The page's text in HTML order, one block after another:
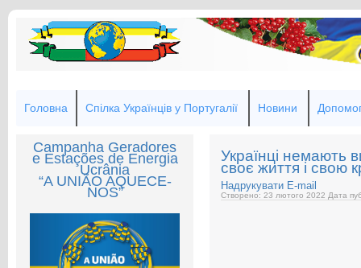
Головна Спілка Українців у Португалії Новини
Campanha Geradores
e Estações de Energia
Ucrânia
“A UNIÃO AQUECE-
NOS”
Українці немають
своє життя і свою
Надрукувати E-mail
Створено: 23 лютого 2022 Дата